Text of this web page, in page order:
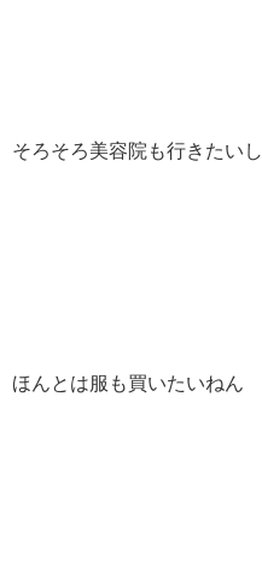
そろそろ美容院も行きたいし
ほんとは服も買いたいねん